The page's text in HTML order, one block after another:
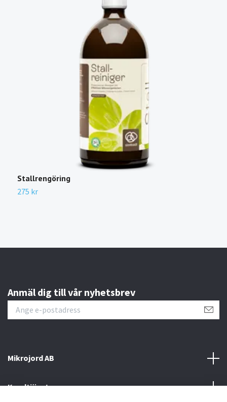
Stallrengöring
275 kr
Anmäl dig till vår nyhetsbrev
Mikrojord AB
Kundtjänst